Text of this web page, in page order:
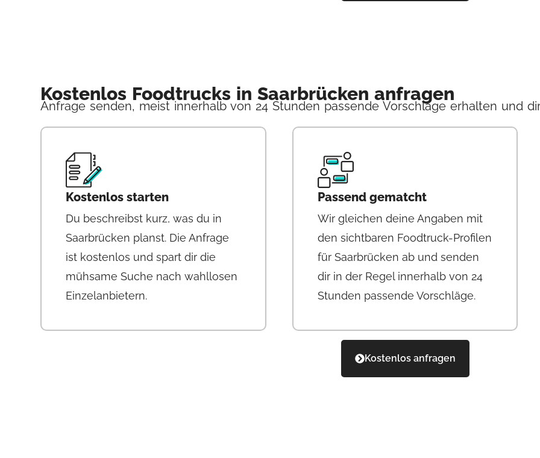
Kostenlos Foodtrucks in Saarbrücken anfragen
Anfrage senden, meist innerhalb von 24 Stunden passende Vorschläge erhalten und
Kostenlos starten
Du beschreibst kurz, was du in
Saarbrücken planst. Die Anfrage
ist kostenlos und spart dir die
mühsame Suche nach wahllosen
Einzelanbietern.
Passend gematcht
Wir gleichen deine Angaben mit
den sichtbaren Foodtruck-Profilen
für Saarbrücken ab und senden
dir in der Regel innerhalb von 24
Stunden passende Vorschläge.
Kostenlos anfragen